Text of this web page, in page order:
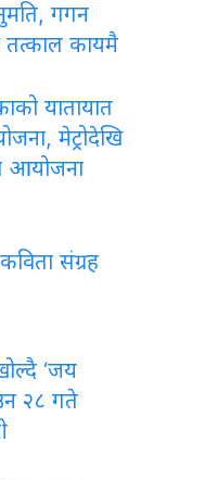
गगन
तत्काल कायमै
यातायात
मेट्रोदेखि
आयोजना
संग्रह
‘जय
२८ गते